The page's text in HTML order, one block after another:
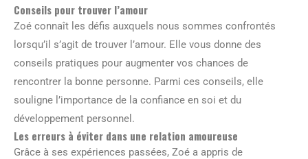
Conseils pour trouver l’amour
Zoé connaît les défis auxquels nous sommes confrontés
lorsqu’il s’agit de trouver l’amour. Elle vous donne des
conseils pratiques pour augmenter vos chances de
rencontrer la bonne personne. Parmi ces conseils, elle
souligne l’importance de la confiance en soi et du
développement personnel.
Les erreurs à éviter dans une relation amoureuse
Grâce à ses expériences passées, Zoé a appris de